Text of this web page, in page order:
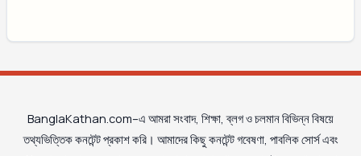
BanglaKathan.com–এ আমরা সংবাদ, শিক্ষা, ব্লগ ও চলমান বিভিন্ন বিষয়ে
তথ্যভিত্তিক কনটেন্ট প্রকাশ করি। আমাদের কিছু কনটেন্ট গবেষণা, পাবলিক সোর্স এবং